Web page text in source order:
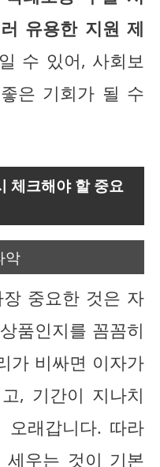
유용한 지원 제
수 있어, 사회보
은 기회가 될 수
체크해야 할 중요
악
중요한 것은 자
품인지를 꼼꼼히
가 비싸면 이자가
, 기간이 지나치
래갑니다. 따라
세우는 것이 기본